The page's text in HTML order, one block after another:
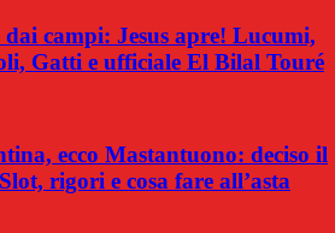
campi: Jesus apre! Lucumi,
Gatti e ufficiale El Bilal Touré
ecco Mastantuono: deciso il
rigori e cosa fare all’asta